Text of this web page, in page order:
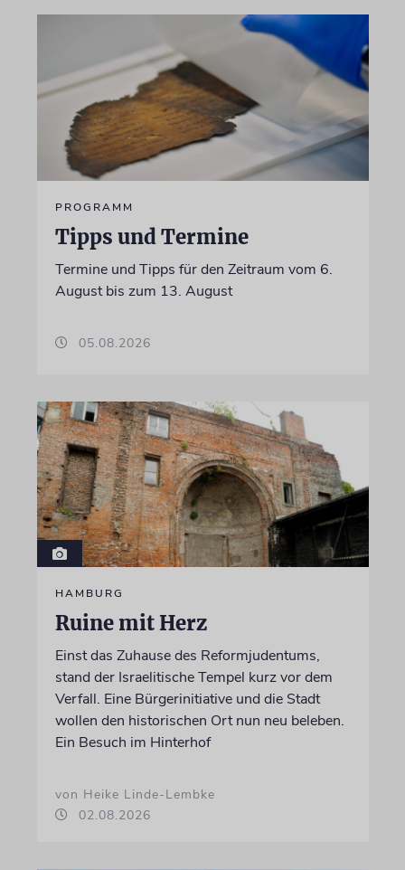
PROGRAMM
Tipps und Termine
Termine und Tipps für den Zeitraum vom 6.
August bis zum 13. August
05.08.2026
HAMBURG
Ruine mit Herz
Einst das Zuhause des Reformjudentums,
stand der Israelitische Tempel kurz vor dem
Verfall. Eine Bürgerinitiative und die Stadt
wollen den historischen Ort nun neu beleben.
Ein Besuch im Hinterhof
von Heike Linde-Lembke
02.08.2026